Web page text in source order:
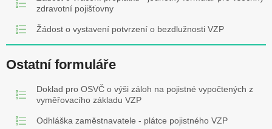
zdravotní pojišťovny
Žádost o vystavení potvrzení o bezdlužnosti VZP
Ostatní formuláře
Doklad pro OSVČ o výši záloh na pojistné vypočtených z
vyměřovacího základu VZP
Odhláška zaměstnavatele - plátce pojistného VZP